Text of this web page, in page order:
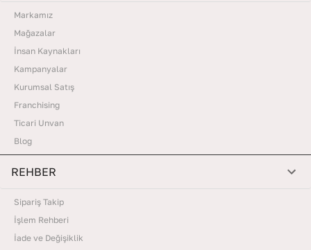
Markamız
Mağazalar
İnsan Kaynakları
Kampanyalar
Kurumsal Satış
Franchising
Ticari Unvan
Blog
REHBER
Sipariş Takip
İşlem Rehberi
İade ve Değişiklik